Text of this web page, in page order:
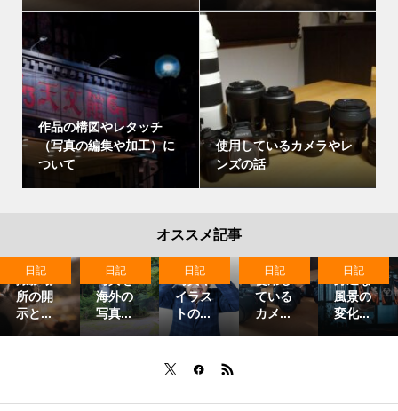
作品の構図やレタッチ
（写真の編集や加工）に
ついて
使用しているカメラやレ
ンズの話
オススメ記事
撮影場
所の開
示と...
日記
写真を
海外の
写真...
日記
写真や
イラス
トの...
日記
使用し
ている
カメ...
日記
身近な
風景の
変化...
日記